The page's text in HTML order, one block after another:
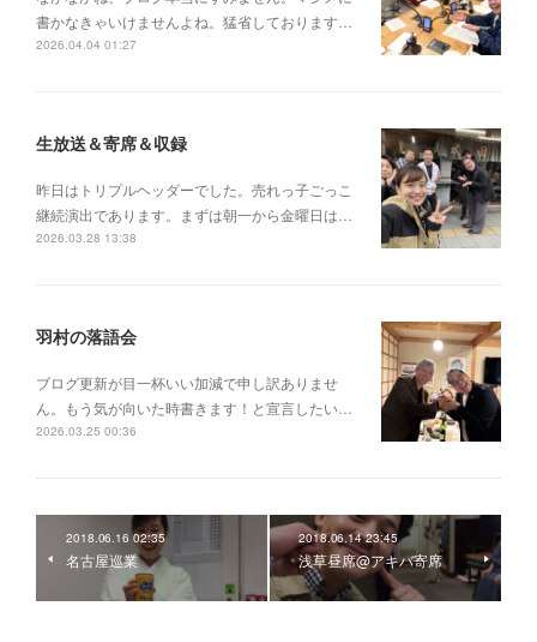
書かなきゃいけませんよね。猛省しております…
2026.04.04 01:27
生放送＆寄席＆収録
昨日はトリプルヘッダーでした。売れっ子ごっこ
継続演出であります。まずは朝一から金曜日は…
2026.03.28 13:38
羽村の落語会
ブログ更新が目一杯いい加減で申し訳ありませ
ん。もう気が向いた時書きます！と宣言したい…
2026.03.25 00:36
2018.06.16 02:35
名古屋巡業
2018.06.14 23:45
浅草昼席@アキバ寄席